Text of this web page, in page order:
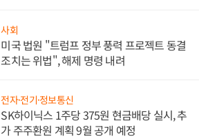
사회
미국 법원 "트럼프 정부 풍력 프로젝트 동결
조치는 위법", 해제 명령 내려
전자·전기·정보통신
SK하이닉스 1주당 375원 현금배당 실시, 추
가 주주환원 계획 9월 공개 예정